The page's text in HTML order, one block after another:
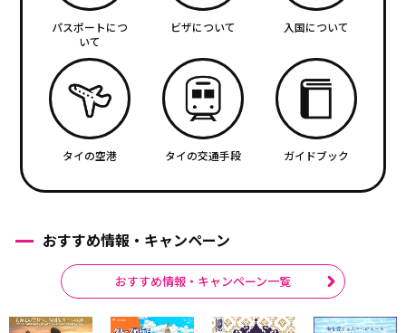
パスポートにつ
いて
ビザについて 入国について
タイの空港 タイの交通手段 ガイドブック
おすすめ情報・キャンペーン
おすすめ情報・キャンペーン一覧